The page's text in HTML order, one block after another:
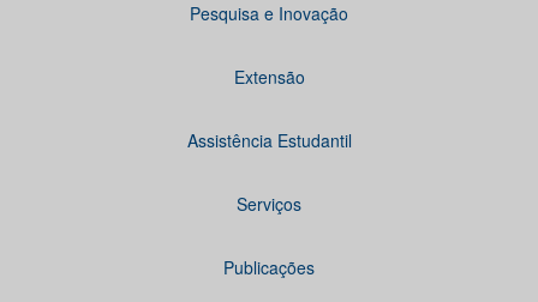
Pesquisa e Inovação
Extensão
Assistência Estudantil
Serviços
Publicações